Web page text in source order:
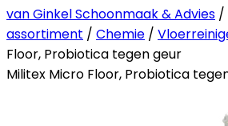
van Ginkel Schoonmaak & Advies /
assortiment / Chemie /
Floor, Probiotica tegen geur
Militex Micro Floor, Probiotica